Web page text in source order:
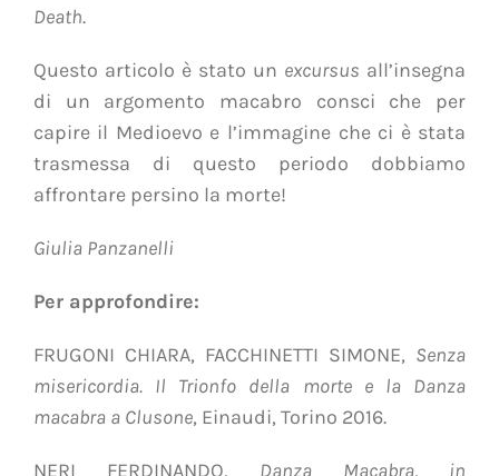
Death.
Questo articolo è stato un excursus all’insegna
di un argomento macabro consci che per
capire il Medioevo e l’immagine che ci è stata
trasmessa di questo periodo dobbiamo
affrontare persino la morte!
Giulia Panzanelli
Per approfondire:
FRUGONI CHIARA, FACCHINETTI SIMONE, Senza
misericordia. Il Trionfo della morte e la Danza
macabra a Clusone, Einaudi, Torino 2016.
NERI FERDINANDO, Danza Macabra, in